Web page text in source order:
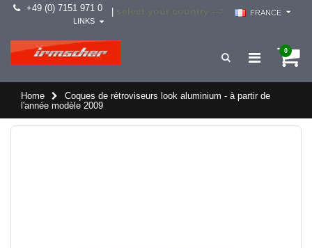
+49 (0) 7151 971 0
FRANCE
LINKS
0
Home
Coques de rétroviseurs look aluminium - à partir de
l'année modèle 2009